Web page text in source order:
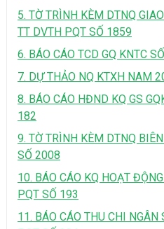
5. TỜ TRÌNH KÈM DTNQ
TT DVTH PQT SỐ 1859
6. BÁO CÁO TCD GQ KNTC
7. DỰ THẢO NQ KTXH NAM
8. BÁO CÁO HĐND KQ GS
182
9. TỜ TRÌNH KÈM DTNQ
SỐ 2008
10. BÁO CÁO KQ HOẠT
PQT SỐ 193
11. BÁO CÁO THU CHI